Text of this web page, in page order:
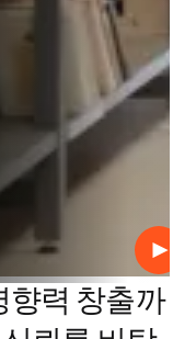
재생
향력 창출까